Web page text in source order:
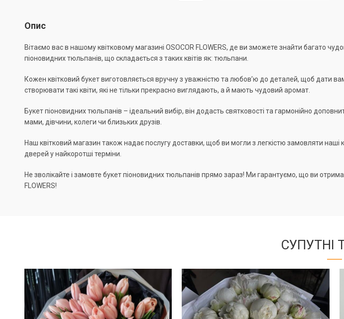
Опис
Вітаємо вас в нашому квітковому магазині OSOCOR FLOWERS, де ви зможете знайти багато
піоновидних тюльпанів, що складається з таких квітів як: тюльпани.
Кожен квітковий букет виготовляється вручну з уважністю та любов’ю до деталей, щоб дати
створювати такі квіти, які не тільки прекрасно виглядають, а й мають чудовий аромат.
Букет піоновидних тюльпанів – ідеальний вибір, він додасть святковості та гармонійно
мами, дівчини, колеги чи близьких друзів.
Наш квітковий магазин також надає послугу доставки, щоб ви могли з легкістю замовляти
дверей у найкоротші терміни.
Не зволікайте і замовте букет піоновидних тюльпанів прямо зараз! Ми гарантуємо, що ви
FLOWERS!
СУПУТНІ